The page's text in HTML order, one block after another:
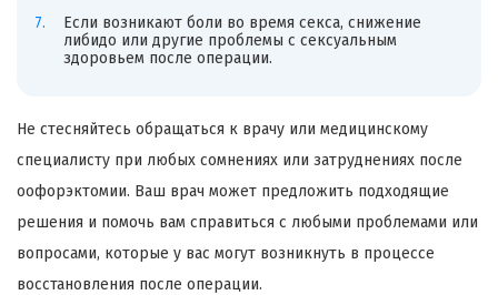
Если возникают боли во время секса, снижение
либидо или другие проблемы с сексуальным
здоровьем после операции.
Не стесняйтесь обращаться к врачу или медицинскому
специалисту при любых сомнениях или затруднениях после
оофорэктомии. Ваш врач может предложить подходящие
решения и помочь вам справиться с любыми проблемами или
вопросами, которые у вас могут возникнуть в процессе
восстановления после операции.